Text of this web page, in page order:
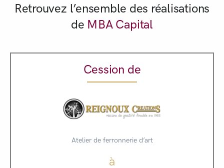
Retrouvez l’ensemble des réalisations
de MBA Capital
Cession de
Atelier de ferronnerie d’art
à